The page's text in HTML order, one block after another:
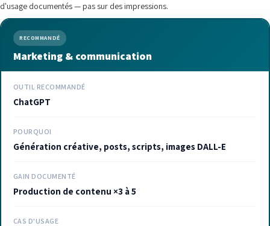
d'usage documentés — pas sur des impressions.
RECOMMANDÉ
Marketing & communication
OUTIL RECOMMANDÉ
ChatGPT
POURQUOI
Génération créative, posts, scripts, images DALL-E
GAIN DOCUMENTÉ
Production de contenu ×3 à 5
CAS D'USAGE